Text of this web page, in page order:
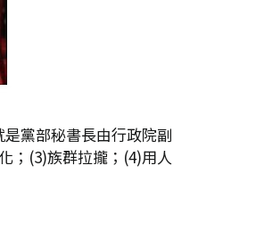
黨部秘書長由行政院副
；(3)族群拉攏；(4)用人